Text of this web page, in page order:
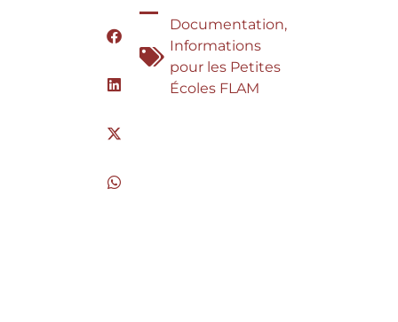
Documentation,
Informations
pour les Petites
Écoles FLAM